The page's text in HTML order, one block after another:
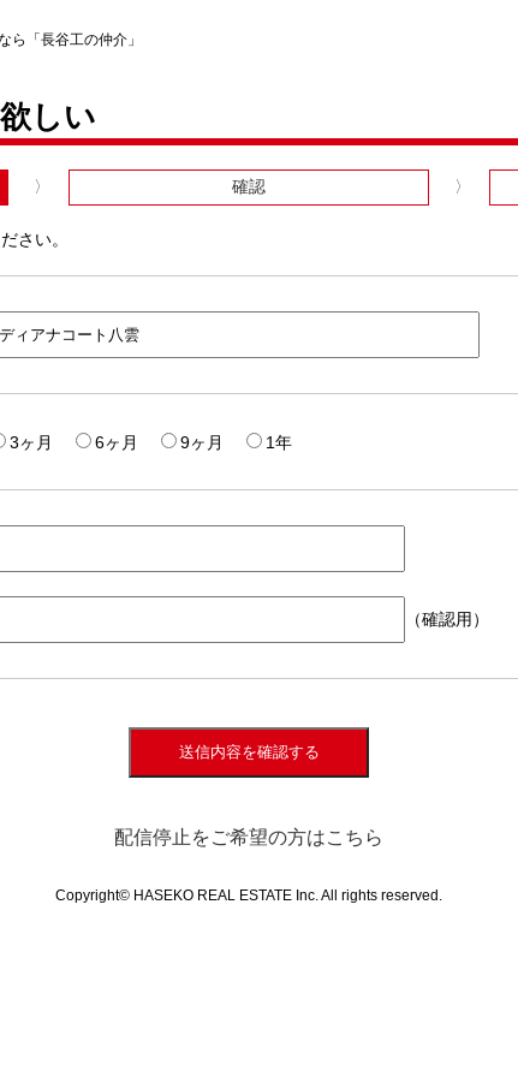
ら「長谷工の仲介」
しい
確認
さい。
3ヶ月 6ヶ月 9ヶ月 1年
（確認用）
送信内容を確認する
配信停止をご希望の方はこちら
Copyright© HASEKO REAL ESTATE Inc. All rights reserved.